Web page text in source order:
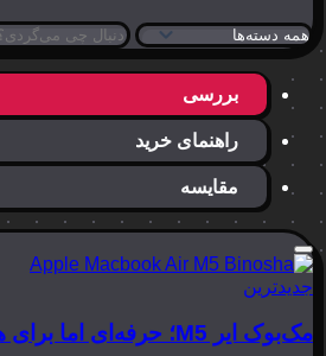
بررسی
راهنمای خرید
مقایسه
جدیدترین
مک‌بوک ایر M5؛ حرفه‌ای اما برای همه!